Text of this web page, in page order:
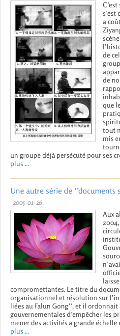
s’est
a
de
de
que
tout
mis
un groupe déjà persécuté pour ses
plus ...
Une autre série de ‘’documents
2005-01-26
Aux
compromettantes. Le titre du
organisationnel et résolution sur
liées au Falun Gong’’, et il
gouvernementales d’empêcher les
mener des activités a grande
plus ...